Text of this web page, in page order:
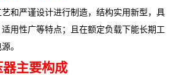
和严谨设计进行制造，结构实用新型，具
用性广等特点；且在额定负载下能长期工
。
主要构成